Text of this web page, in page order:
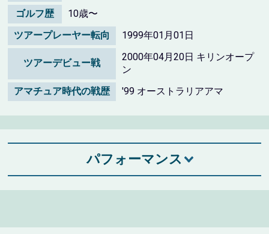
ゴルフ歴
10歳〜
ツアープレーヤー転向
1999年01月01日
ツアーデビュー戦
2000年04月20日 キリンオープ
ン
アマチュア時代の戦歴
'99 オーストラリアアマ
パフォーマンス